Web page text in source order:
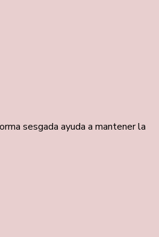
sesgada ayuda a mantener la